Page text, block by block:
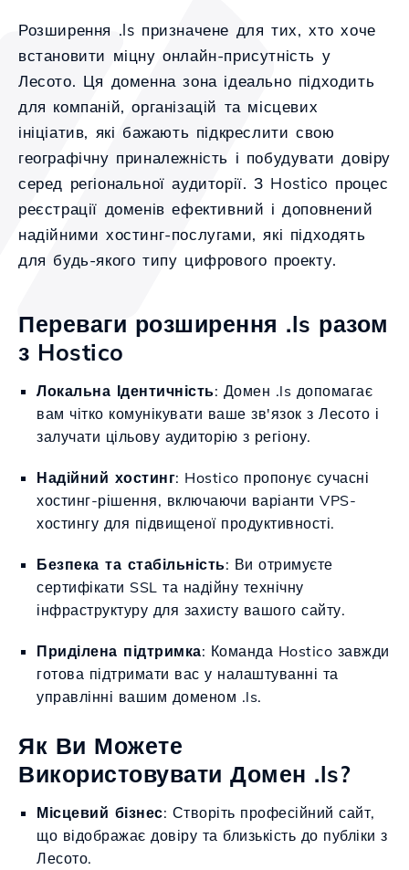
Розширення .ls призначене для тих, хто хоче
встановити міцну онлайн-присутність у
Лесото. Ця доменна зона ідеально підходить
для компаній, організацій та місцевих
ініціатив, які бажають підкреслити свою
географічну приналежність і побудувати довіру
серед регіональної аудиторії. З Hostico процес
реєстрації доменів ефективний і доповнений
надійними хостинг-послугами, які підходять
для будь-якого типу цифрового проекту.
Переваги розширення .ls разом
з Hostico
Локальна Ідентичність: Домен .ls допомагає
вам чітко комунікувати ваше зв'язок з Лесото і
залучати цільову аудиторію з регіону.
Надійний хостинг: Hostico пропонує сучасні
хостинг-рішення, включаючи варіанти VPS-
хостингу для підвищеної продуктивності.
Безпека та стабільність: Ви отримуєте
сертифікати SSL та надійну технічну
інфраструктуру для захисту вашого сайту.
Приділена підтримка: Команда Hostico завжди
готова підтримати вас у налаштуванні та
управлінні вашим доменом .ls.
Як Ви Можете
Використовувати Домен .ls?
Місцевий бізнес: Створіть професійний сайт,
що відображає довіру та близькість до публіки з
Лесото.